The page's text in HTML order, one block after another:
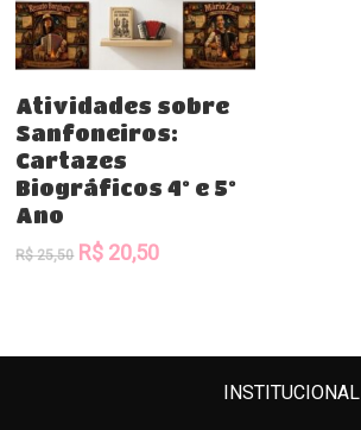
Comprar
Atividades sobre
Sanfoneiros:
Cartazes
Biográficos 4º e 5º
Ano
R$25,50 O
R$ 25,50.
R$ 20,50O
R$ 20,50.
INSTITUCIONAL